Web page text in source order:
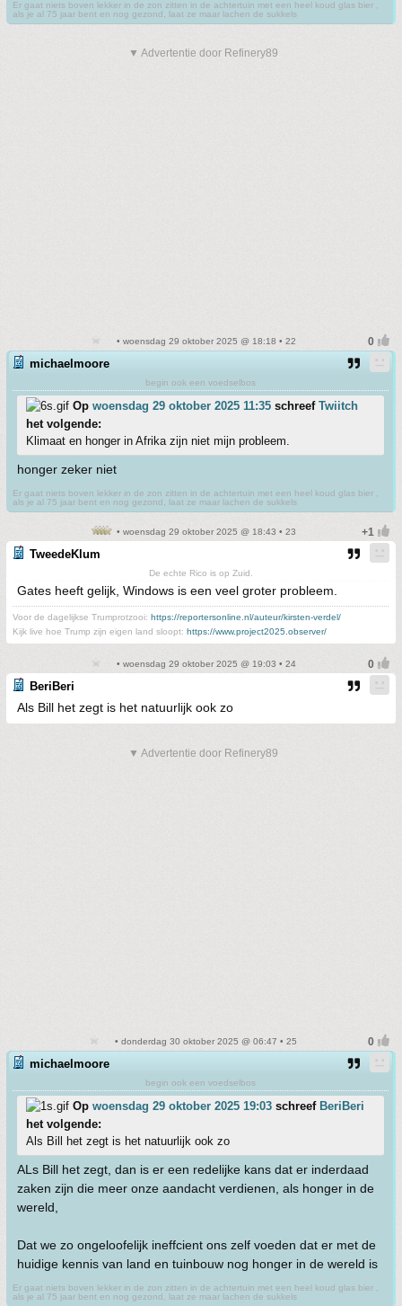
Er gaat niets boven lekker in de zon zitten in de achtertuin met een heel koud glas bier ,
als je al 75 jaar bent en nog gezond, laat ze maar lachen de sukkels
▼ Advertentie door Refinery89
• woensdag 29 oktober 2025 @ 18:18 • 22
michaelmoore
begin ook een voedselbos
Op woensdag 29 oktober 2025 11:35 schreef Twiitch
het volgende:
Klimaat en honger in Afrika zijn niet mijn probleem.
honger zeker niet
Er gaat niets boven lekker in de zon zitten in de achtertuin met een heel koud glas bier ,
als je al 75 jaar bent en nog gezond, laat ze maar lachen de sukkels
• woensdag 29 oktober 2025 @ 18:43 • 23
TweedeKlum
De echte Rico is op Zuid.
Gates heeft gelijk, Windows is een veel groter probleem.
Voor de dagelijkse Trumprotzooi: https://reportersonline.nl/auteur/kirsten-verdel/
Kijk live hoe Trump zijn eigen land sloopt: https://www.project2025.observer/
• woensdag 29 oktober 2025 @ 19:03 • 24
BeriBeri
Als Bill het zegt is het natuurlijk ook zo
▼ Advertentie door Refinery89
• donderdag 30 oktober 2025 @ 06:47 • 25
michaelmoore
begin ook een voedselbos
Op woensdag 29 oktober 2025 19:03 schreef BeriBeri
het volgende:
Als Bill het zegt is het natuurlijk ook zo
ALs Bill het zegt, dan is er een redelijke kans dat er inderdaad
zaken zijn die meer onze aandacht verdienen, als honger in de
wereld,
Dat we zo ongeloofelijk ineffcient ons zelf voeden dat er met de
huidige kennis van land en tuinbouw nog honger in de wereld is
Er gaat niets boven lekker in de zon zitten in de achtertuin met een heel koud glas bier ,
als je al 75 jaar bent en nog gezond, laat ze maar lachen de sukkels